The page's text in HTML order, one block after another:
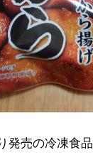
発売の冷凍食品